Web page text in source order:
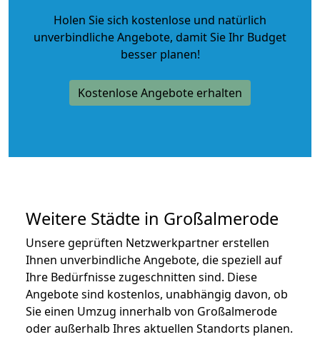
Holen Sie sich kostenlose und natürlich
unverbindliche Angebote, damit Sie Ihr Budget
besser planen!
Kostenlose Angebote erhalten
Weitere Städte in Großalmerode
Unsere geprüften Netzwerkpartner erstellen
Ihnen unverbindliche Angebote, die speziell auf
Ihre Bedürfnisse zugeschnitten sind. Diese
Angebote sind kostenlos, unabhängig davon, ob
Sie einen Umzug innerhalb von Großalmerode
oder außerhalb Ihres aktuellen Standorts planen.